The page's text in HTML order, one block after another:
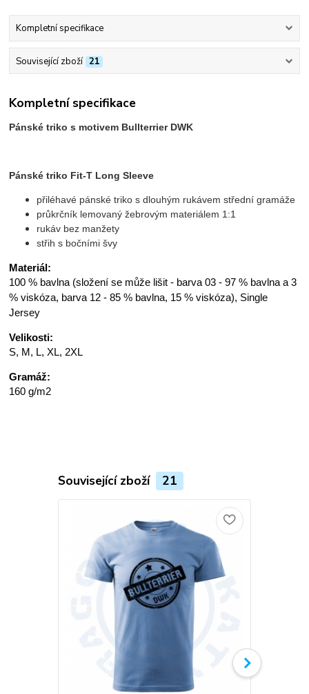
Kompletní specifikace
Související zboží 21
Kompletní specifikace
Pánské triko s motivem Bullterrier DWK
Pánské triko Fit-T Long Sleeve
přiléhavé pánské triko s dlouhým rukávem střední gramáže
průkrčník lemovaný žebrovým materiálem 1:1
rukáv bez manžety
střih s bočními švy
Materiál:
100 % bavlna (složení se může lišit - barva 03 - 97 % bavlna a 3
% viskóza, barva 12 - 85 % bavlna, 15 % viskóza), Single
Jersey
Velikosti:
S, M, L, XL, 2XL
Gramáž:
160 g/m2
Související zboží 21